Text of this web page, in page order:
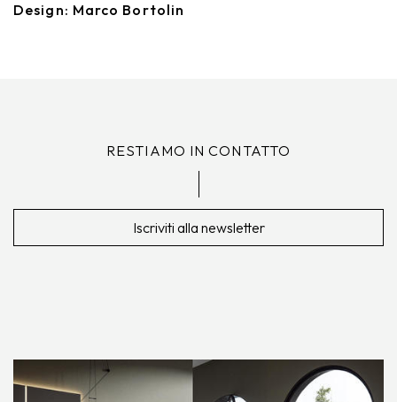
Design: Marco Bortolin
RESTIAMO IN CONTATTO
Iscriviti alla newsletter